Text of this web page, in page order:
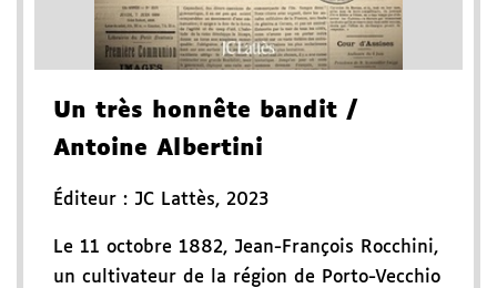
Un très honnête bandit /
Antoine Albertini
Éditeur : JC Lattès, 2023
Le 11 octobre 1882, Jean-François Rocchini,
un cultivateur de la région de Porto-Vecchio